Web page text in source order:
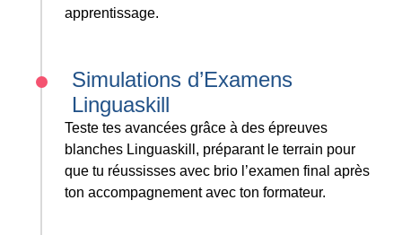
apprentissage.
Simulations d’Examens
Linguaskill
Teste tes avancées grâce à des épreuves
blanches Linguaskill, préparant le terrain pour
que tu réussisses avec brio l’examen final après
ton accompagnement avec ton formateur.